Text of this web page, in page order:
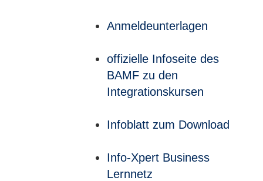
Anmeldeunterlagen
offizielle Infoseite des
BAMF zu den
Integrationskursen
Infoblatt zum Download
Info-Xpert Business
Lernnetz